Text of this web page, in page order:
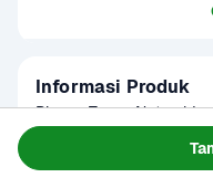
Informasi Produk
Pigeon Teens Natural
wajah alami dan segar.